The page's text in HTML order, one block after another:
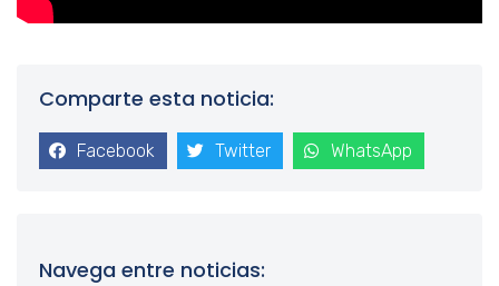
Comparte esta noticia:
Facebook Twitter WhatsApp
Navega entre noticias: